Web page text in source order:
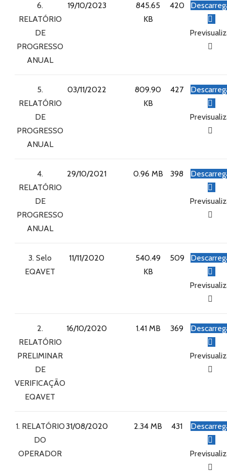
6.
RELATÓRIO
DE
PROGRESSO
ANUAL
19/10/2023
845.65
KB
420
5.
RELATÓRIO
DE
PROGRESSO
ANUAL
03/11/2022
809.90
KB
427
4.
RELATÓRIO
DE
PROGRESSO
ANUAL
29/10/2021 0.96 MB 398
3. Selo
EQAVET
11/11/2020
540.49
KB
509
2.
RELATÓRIO
PRELIMINAR
DE
VERIFICAÇÃO
EQAVET
16/10/2020 1.41 MB 369
1. RELATÓRIO
DO
OPERADOR
31/08/2020 2.34 MB 431